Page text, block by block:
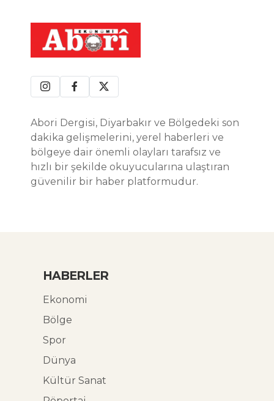
Abori Dergisi, Diyarbakır ve Bölgedeki son
dakika gelişmelerini, yerel haberleri ve
bölgeye dair önemli olayları tarafsız ve
hızlı bir şekilde okuyucularına ulaştıran
güvenilir bir haber platformudur.
HABERLER
Ekonomi
Bölge
Spor
Dünya
Kültür Sanat